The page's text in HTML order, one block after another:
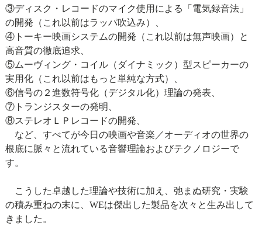
③ディスク・レコードのマイク使用による「電気録音法」
の開発（これ以前はラッパ吹込み）、
④トーキー映画システムの開発（これ以前は無声映画）と
高音質の徹底追求、
⑤ムーヴィング・コイル（ダイナミック）型スピーカーの
実用化（これ以前はもっと単純な方式）、
⑥信号の２進数符号化（デジタル化）理論の発表、
⑦トランジスターの発明、
⑧ステレオＬＰレコードの開発、
など、すべてが今日の映画や音楽／オーディオの世界の
根底に脈々と流れている音響理論およびテクノロジーで
す。
こうした卓越した理論や技術に加え、弛まぬ研究・実験
の積み重ねの末に、WEは傑出した製品を次々と生み出して
きました。